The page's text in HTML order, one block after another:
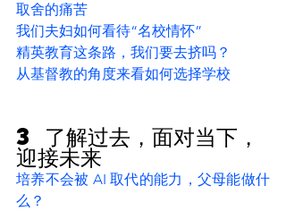
取舍的痛苦
我们夫妇如何看待“名校情怀”
精英教育这条路，我们要去挤吗？
从基督教的角度来看如何选择学校
3 了解过去，面对当下，
迎接未来
培养不会被 AI 取代的能力，父母能做什
么？